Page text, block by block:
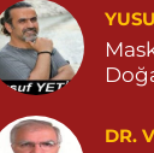
MAHALLE 3086
0 (482) 541 31 56
İlknur Eczanesi
DR.